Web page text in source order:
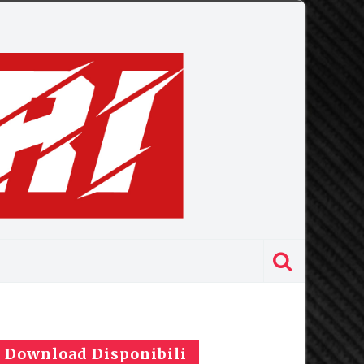
Download Disponibili